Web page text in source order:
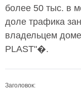
более 50 тыс. в
доле трафика
владельцем
PLAST"�.
Заголовок: